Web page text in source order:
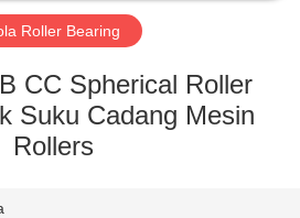
Roller Bearing
CC Spherical Roller
Suku Cadang Mesin
Rollers